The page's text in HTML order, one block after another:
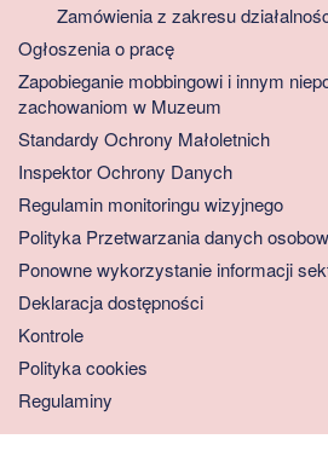
Zamówienia z zakresu
Ogłoszenia o pracę
Zapobieganie mobbingowi i innym
zachowaniom w Muzeum
Standardy Ochrony Małoletnich
Inspektor Ochrony Danych
Regulamin monitoringu wizyjnego
Polityka Przetwarzania danych
Ponowne wykorzystanie informacji
Deklaracja dostępności
Kontrole
Polityka cookies
Regulaminy